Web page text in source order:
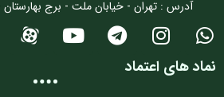
آدرس : تهران - خیابان ملت - برج بهارستان -
نماد های اعتماد